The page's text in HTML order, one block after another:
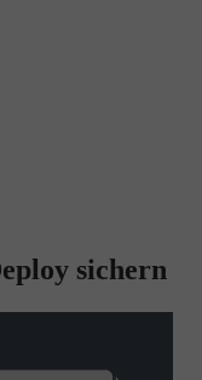
sichern